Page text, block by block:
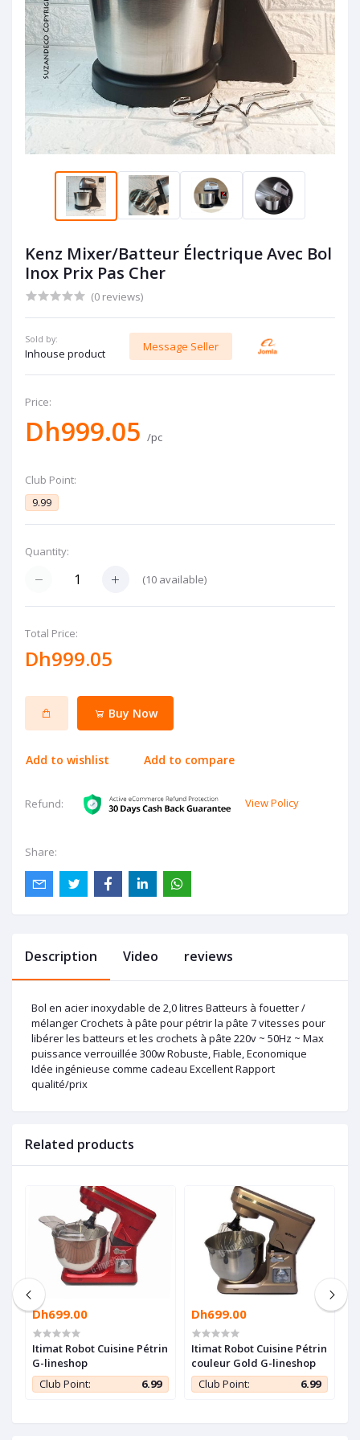
Kenz Mixer/Batteur Électrique Avec Bol
Inox Prix Pas Cher
(0 reviews)
Sold by:
Inhouse product
Message Seller
Price:
Dh999.05 /pc
Club Point:
9.99
Quantity:
(10 available)
Total Price:
Dh999.05
Buy Now
Add to wishlist Add to compare
Refund: View Policy
Share:
Description Video reviews
Bol en acier inoxydable de 2,0 litres Batteurs à fouetter /
mélanger Crochets à pâte pour pétrir la pâte 7 vitesses pour
libérer les batteurs et les crochets à pâte 220v ~ 50Hz ~ Max
puissance verrouillée 300w Robuste, Fiable, Economique
Idée ingénieuse comme cadeau Excellent Rapport
qualité/prix
Related products
Dh699.00
Itimat Robot Cuisine Pétrin
G-lineshop
Club Point:
6.99
Dh699.00
Itimat Robot Cuisine Pétrin
couleur Gold G-lineshop
Club Point:
6.99